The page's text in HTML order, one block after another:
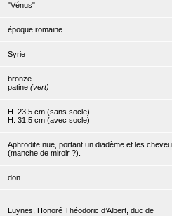
"Vénus"
époque romaine
Syrie
bronze
patine (vert)
H. 23,5 cm (sans socle)
H. 31,5 cm (avec socle)
Aphrodite nue, portant un diadème et les
(manche de miroir ?).
don
Luynes, Honoré Théodoric d’Albert, duc de